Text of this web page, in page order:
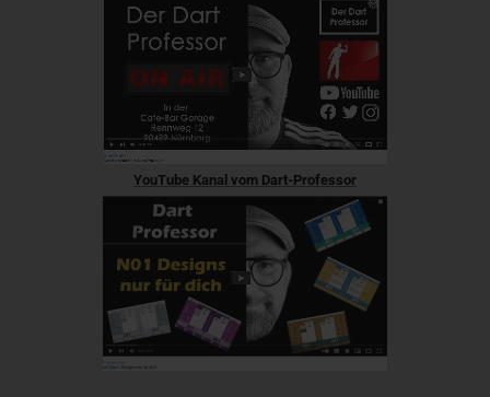
YouTube Kanal vom Dart-Professor